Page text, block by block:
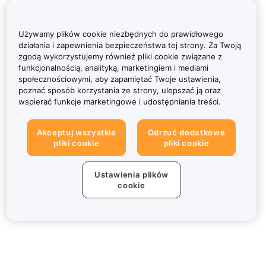
Używamy plików cookie niezbędnych do prawidłowego
działania i zapewnienia bezpieczeństwa tej strony. Za Twoją
zgodą wykorzystujemy również pliki cookie związane z
funkcjonalnością, analityką, marketingiem i mediami
społecznościowymi, aby zapamiętać Twoje ustawienia,
poznać sposób korzystania ze strony, ulepszać ją oraz
wspierać funkcje marketingowe i udostępniania treści.
Akceptuj wszystkie
pliki cookie
Odrzuć dodatkowe
pliki cookie
Ustawienia plików
cookie